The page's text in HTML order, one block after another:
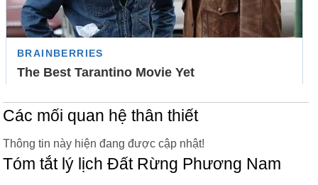
Các mối quan hệ thân thiết
Thông tin này hiện đang được cập nhật!
Tóm tắt lý lịch Đất Rừng Phương Nam